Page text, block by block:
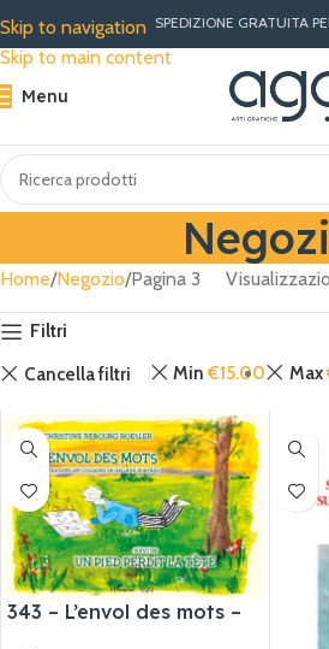
Skip to navigation
Skip to main content
SPEDIZIONE GRATUITA PER
Menu
Home Negozio Pagina 3
Filtri
Cancella filtri
Min €15.00 Max
343 – L’envol des mots –